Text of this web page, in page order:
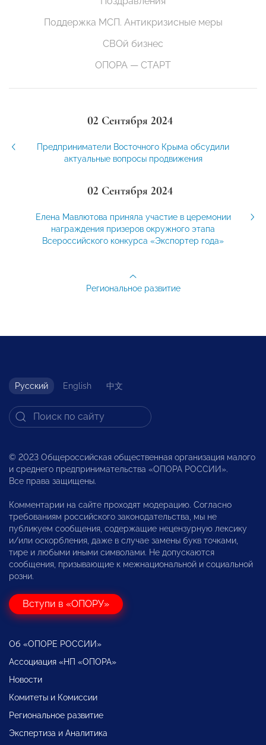
Поддержка МСП. Антикризисные меры
СВОй бизнес
ОПОРА — СТАРТ
02 Сентября 2024
Предприниматели Восточного Крыма обсудили
актуальные вопросы продвижения
02 Сентября 2024
Елена Мавлютова приняла участие в церемонии
награждения призеров окружного этапа
Всероссийского конкурса «Экспортер года»
Региональное развитие
Русский English 中文
© 2023 Общероссийская общественная организация малого
и среднего предпринимательства «ОПОРА РОССИИ».
Все права защищены.
Комментарии на сайте проходят модерацию. Согласно
требованиям российского законодательства, мы не
публикуем сообщения, содержащие нецензурную лексику
и/или оскорбления, даже в случае замены букв точками,
тире и любыми иными символами. Не допускаются
сообщения, призывающие к межнациональной и социальной
розни.
Вступи в «ОПОРУ»
Об «ОПОРЕ РОССИИ»
Ассоциация «НП «ОПОРА»
Новости
Комитеты и Комиссии
Региональное развитие
Экспертиза и Аналитика